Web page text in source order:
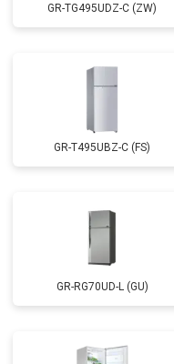
GR-TG495UDZ-C (ZW)
GR-T495UBZ-C (FS)
GR-RG70UD-L (GU)